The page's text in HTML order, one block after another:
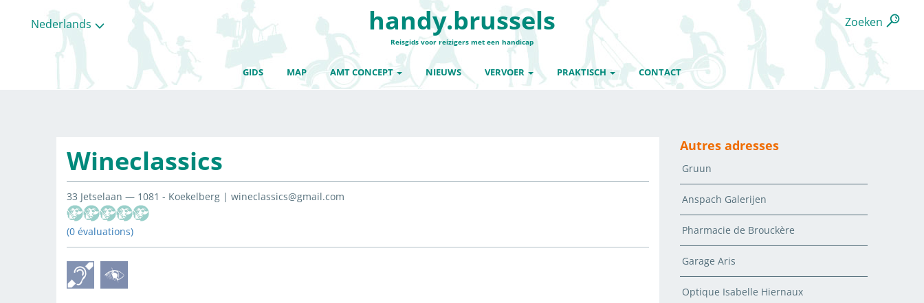
Nederlands handy.brussels
Reisgids voor reizigers met een handicap
Zoeken
GIDS MAP AMT CONCEPT NIEUWS VERVOER PRAKTISCH CONTACT
Wineclassics
33 Jetselaan — 1081 - Koekelberg | wineclassics@gmail.com
(0 évaluations)
Autres adresses
Gruun
Anspach Galerijen
Pharmacie de Brouckère
Garage Aris
Optique Isabelle Hiernaux
Alle
categorieën